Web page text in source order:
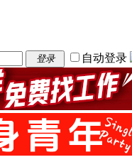
登录 自动登录